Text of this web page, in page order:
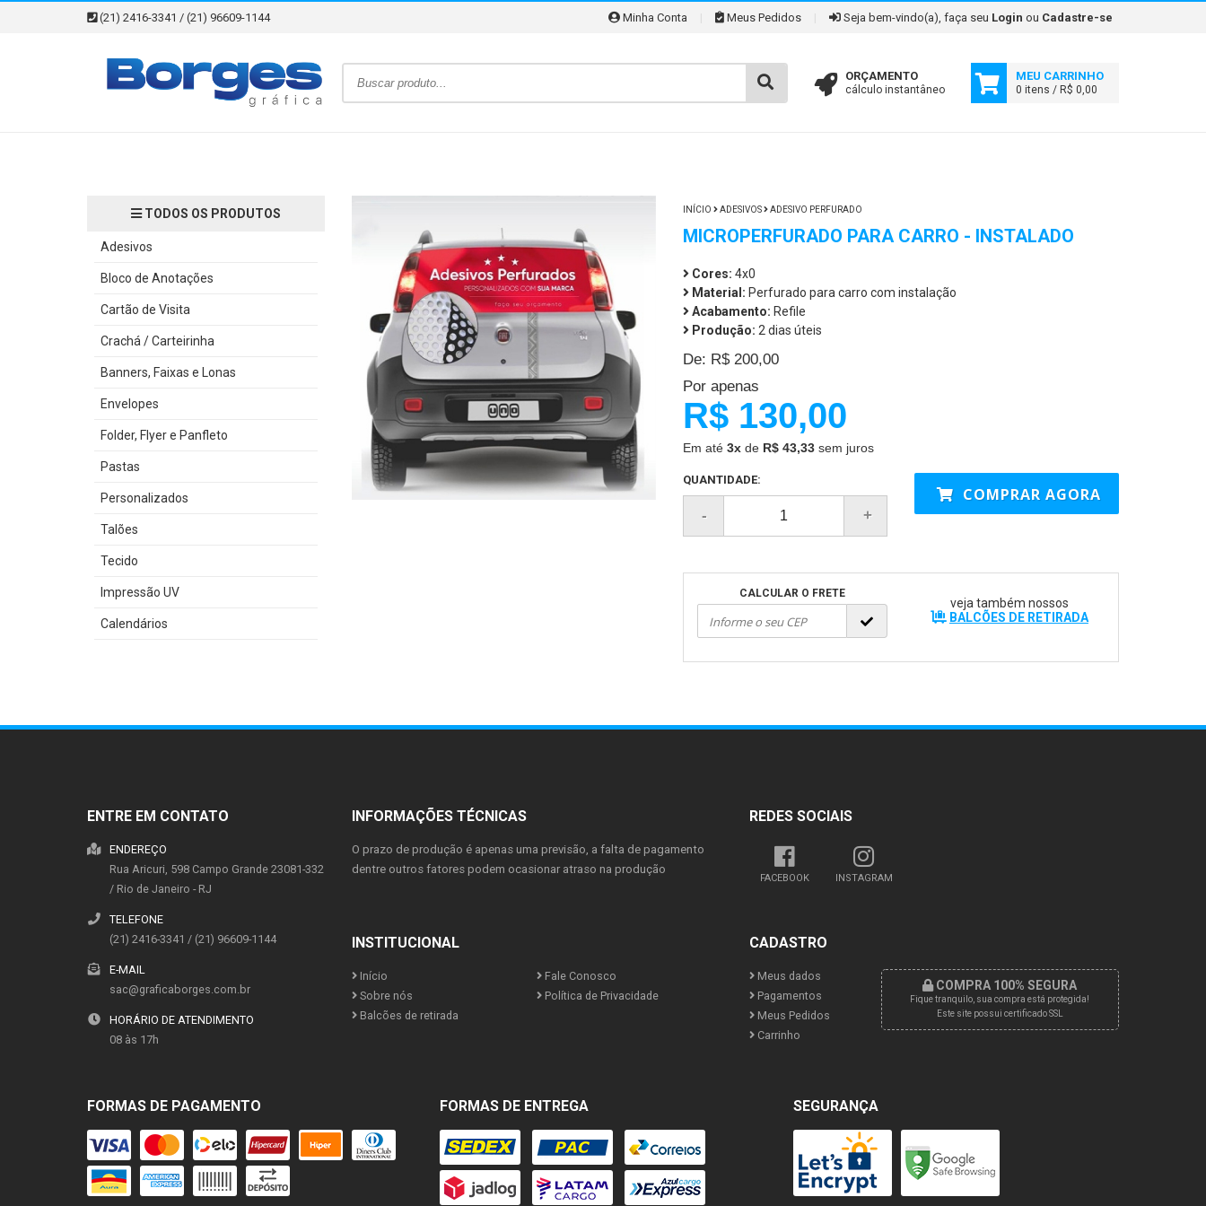
(21) 2416-3341 / (21) 96609-1144 Minha Conta Meus Pedidos Seja bem-vindo(a), faça seu Login ou Cadastre-se
ORÇAMENTO
cálculo instantâneo
MEU CARRINHO
0 itens / R$ 0,00
TODOS OS PRODUTOS
Adesivos
Bloco de Anotações
Cartão de Visita
Crachá / Carteirinha
Banners, Faixas e Lonas
Envelopes
Folder, Flyer e Panfleto
Pastas
Personalizados
Talões
Tecido
Impressão UV
Calendários
INÍCIO ADESIVOS ADESIVO PERFURADO
MICROPERFURADO PARA CARRO - INSTALADO
Cores: 4x0
Material: Perfurado para carro com instalação
Acabamento: Refile
Produção: 2 dias úteis
De: R$ 200,00
Por apenas
R$ 130,00
Em até 3xde R$ 43,33sem juros
QUANTIDADE:
COMPRAR AGORA
CALCULAR O FRETE
veja também nossos
BALCÕES DE RETIRADA
ENTRE EM CONTATO
ENDEREÇO
Rua Aricuri, 598 Campo Grande 23081-332
/ Rio de Janeiro - RJ
TELEFONE
(21) 2416-3341 / (21) 96609-1144
E-MAIL
sac@graficaborges.com.br
HORÁRIO DE ATENDIMENTO
08 às 17h
INFORMAÇÕES TÉCNICAS
O prazo de produção é apenas uma previsão, a falta de pagamento
dentre outros fatores podem ocasionar atraso na produção
REDES SOCIAIS
FACEBOOK INSTAGRAM
INSTITUCIONAL
Início
Fale Conosco
Sobre nós
Política de Privacidade
Balcões de retirada
CADASTRO
Meus dados
Pagamentos
Meus Pedidos
Carrinho
COMPRA 100% SEGURA
Fique tranquilo, sua compra está protegida!
Este site possui certificado SSL
FORMAS DE PAGAMENTO FORMAS DE ENTREGA SEGURANÇA